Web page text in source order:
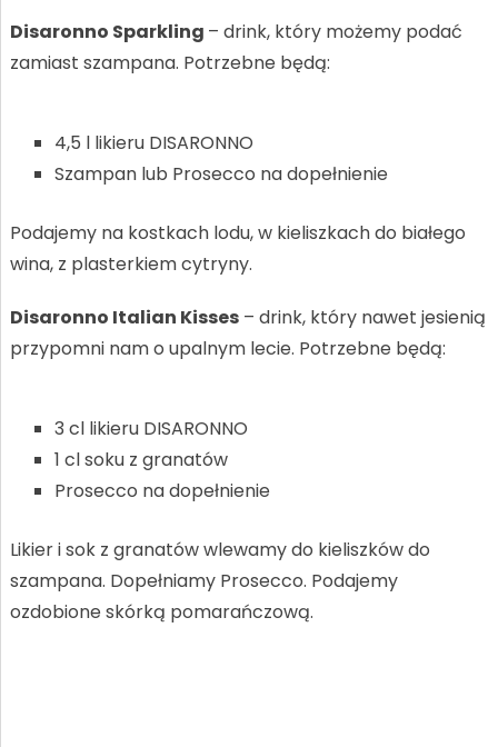
Disaronno Sparkling – drink, który możemy podać
zamiast szampana. Potrzebne będą:
4,5 l likieru DISARONNO
Szampan lub Prosecco na dopełnienie
Podajemy na kostkach lodu, w kieliszkach do białego
wina, z plasterkiem cytryny.
Disaronno Italian Kisses– drink, który nawet jesienią
przypomni nam o upalnym lecie. Potrzebne będą:
3 cl likieru DISARONNO
1 cl soku z granatów
Prosecco na dopełnienie
Likier i sok z granatów wlewamy do kieliszków do
szampana. Dopełniamy Prosecco. Podajemy
ozdobione skórką pomarańczową.